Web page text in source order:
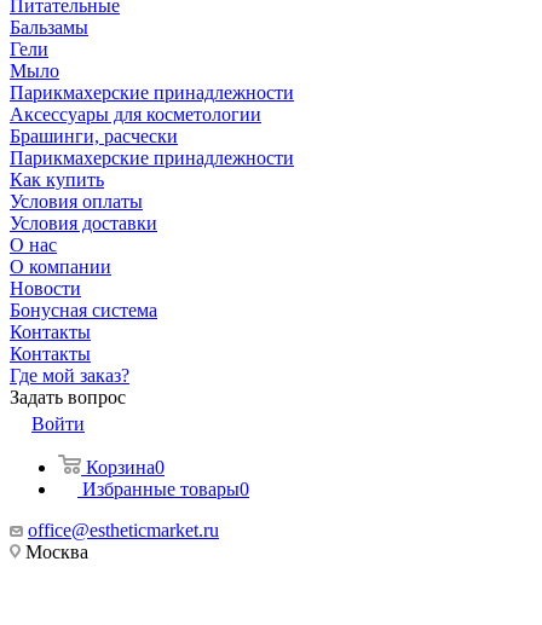
Питательные
Бальзамы
Гели
Мыло
Парикмахерские принадлежности
Аксессуары для косметологии
Брашинги, расчески
Парикмахерские принадлежности
Как купить
Условия оплаты
Условия доставки
О нас
О компании
Новости
Бонусная система
Контакты
Контакты
Где мой заказ?
Задать вопрос
Войти
Корзина0
Избранные товары0
office@estheticmarket.ru
Москва